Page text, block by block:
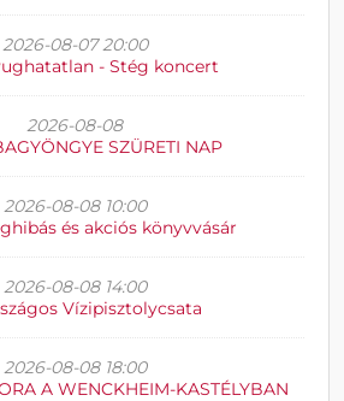
2026-08-07 20:00
- Stég koncert
2026-08-08
SZÜRETI NAP
2026-08-08 10:00
és akciós könyvvásár
2026-08-08 14:00
Vízipisztolycsata
2026-08-08 18:00
A WENCKHEIM-KASTÉLYBAN